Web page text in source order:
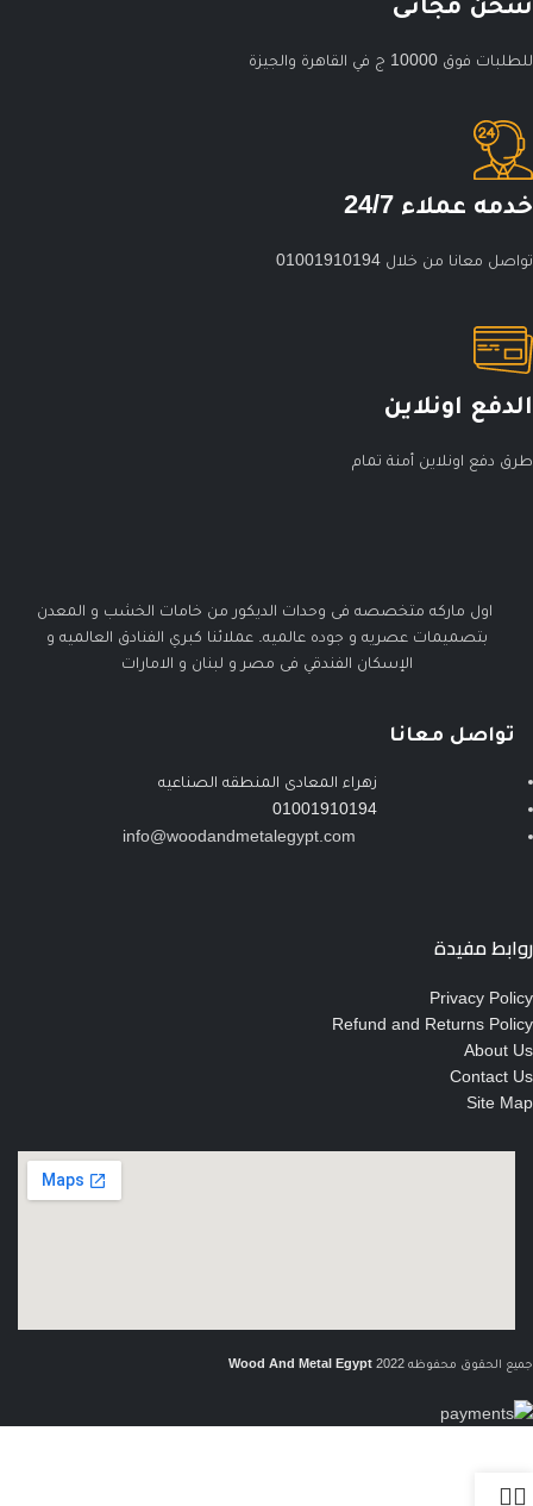
للطلبات فوق 10000 ج في القاهرة والجيزة
خدمه عملاء 24/7
تواصل معانا من خلال 01001910194
الدفع اونلاين
طرق دفع اونلاين أمنة تمام
اول ماركه متخصصه فى وحدات الديكور من خامات الخشب و المعدن
بتصميمات عصريه و جوده عالميه. عملائنا كبري الفنادق العالميه و
الإسكان الفندقي فى مصر و لبنان و الامارات
تواصل معانا
زهراء المعادى المنطقه الصناعيه
01001910194
info@woodandmetalegypt.com
روابط مفيدة
Privacy Policy
Refund and Returns Policy
About Us
Contact Us
Site Map
جميع الحقوق محفوظه Wood And Metal Egypt 2022